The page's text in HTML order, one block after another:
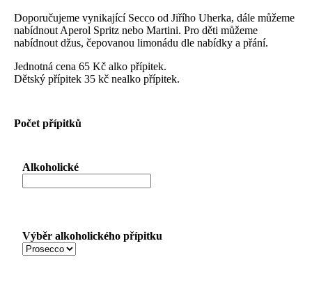
Doporučujeme vynikající Secco od Jiřího Uherka, dále můžeme
nabídnout Aperol Spritz nebo Martini. Pro děti můžeme
nabídnout džus, čepovanou limonádu dle nabídky a přání.
Jednotná cena 65 Kč alko přípitek.
Dětský přípitek 35 kč nealko přípitek.
Počet přípitků
Alkoholické
Výběr alkoholického přípitku